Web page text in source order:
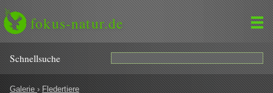
fokus-natur.de
Schnell­suche
Galerie › Fledertiere